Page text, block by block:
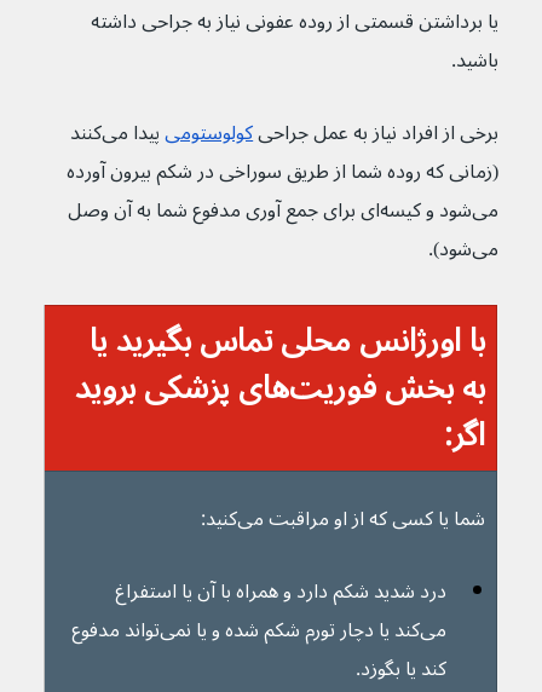
یا برداشتن قسمتی از روده عفونی نیاز به جراحی داشته
باشید.
برخی از افراد نیاز به عمل جراحی کولوستومی
پیدا می‌کنند
(زمانی که روده شما از طریق سوراخی در شکم بیرون آورده
می‌شود و کیسه‌ای برای جمع آوری مدفوع شما به آن وصل
می‌شود).
با اورژانس محلی تماس بگیرید یا
به بخش فوریت‌های پزشکی بروید
اگر:
شما یا کسی که از او مراقبت می‌‌کنید:
درد شدید شکم دارد و همراه با آن یا استفراغ
می‌کند یا دچار تورم شکم شده و یا نمی‌تواند مدفوع
کند یا بگوزد.